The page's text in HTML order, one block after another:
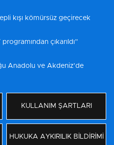
kışı kömürsüz geçirecek
çıkarıldı”
Anadolu ve Akdeniz’de
KULLANIM ŞARTLARI
HUKUKA AYKIRILIK BİLDİRİMİ